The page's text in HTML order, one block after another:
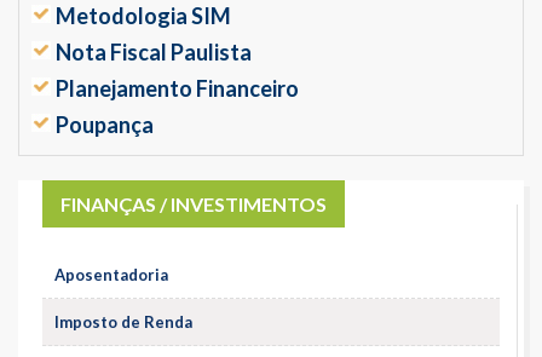
Metodologia SIM
Nota Fiscal Paulista
Planejamento Financeiro
Poupança
FINANÇAS / INVESTIMENTOS
Aposentadoria
Imposto de Renda